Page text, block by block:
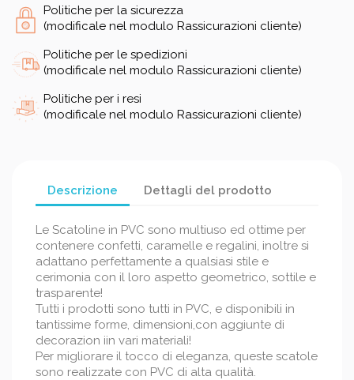
Politiche per la sicurezza
(modificale nel modulo Rassicurazioni cliente)
Politiche per le spedizioni
(modificale nel modulo Rassicurazioni cliente)
Politiche per i resi
(modificale nel modulo Rassicurazioni cliente)
Descrizione Dettagli del prodotto
Le Scatoline in PVC sono multiuso ed ottime per
contenere confetti, caramelle e regalini, inoltre si
adattano perfettamente a qualsiasi stile e
cerimonia con il loro aspetto geometrico, sottile e
trasparente!
Tutti i prodotti sono tutti in PVC, e disponibili in
tantissime forme, dimensioni,con aggiunte di
decorazion iin vari materiali!
Per migliorare il tocco di eleganza, queste scatole
sono realizzate con PVC di alta qualità.